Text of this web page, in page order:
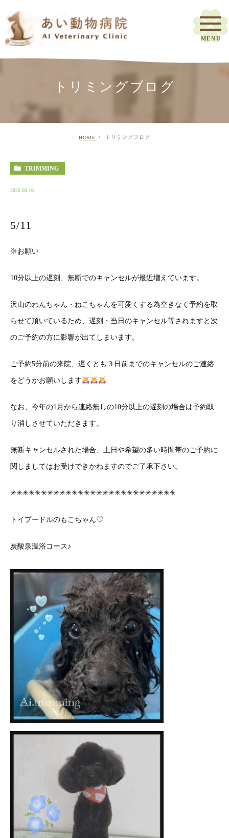
トリミングブログ
HOME トリミングブログ
TRIMMING
2022.05.16
5/11
※ お願い
10分以上の遅刻、無断でのキャンセルが最近増えています。
沢山のわんちゃん・ねこちゃんを可愛くする為空きなく予約を取
らせて頂いているため、遅刻・当日のキャンセル等されますと次
のご予約の方に影響が出てしまいます。
ご予約5分前の来院、遅くとも３日前までのキャンセルのご連絡
をどうかお願いします
なお、今年の1 月から連絡無しの10分以上の遅刻の場合は予約取
り消しさせていただきます。
無断キャンセルされた場合、土日や希望の多い時間帯のご予約に
関しましてはお受けできかねますのでご了承下さい。
✳︎✳︎✳︎✳︎✳︎✳︎✳︎✳︎✳︎✳︎✳︎✳︎✳︎✳︎✳︎✳︎✳︎✳︎✳︎✳︎✳︎✳︎✳︎✳︎✳︎✳︎✳︎
トイプードルのもこちゃん♡
炭酸泉温浴コース♪